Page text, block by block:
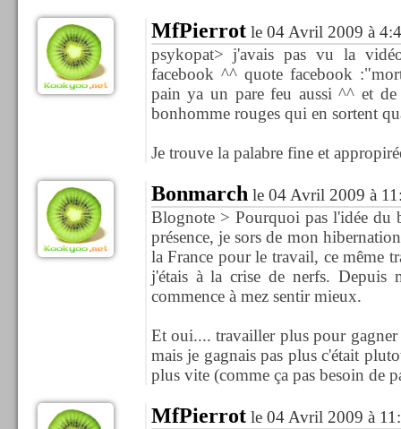
MfPierrotle 04 Avril 2009 à
psykopat> j'avais pas vu la
facebook ^^ quote facebook
pain ya un pare feu aussi ^^ et
bonhomme rouges qui en sortent
Je trouve la palabre fine et
Bonmarch le 04 Avril 2009 à
Blognote > Pourquoi pas l'idée du
présence, je sors de mon
la France pour le travail, ce même
j'étais à la crise de nerfs. Depuis
commence à mez sentir mieux.
Et oui.... travailler plus pour
mais je gagnais pas plus c'était
plus vite (comme ça pas besoin de
MfPierrotle 04 Avril 2009 à